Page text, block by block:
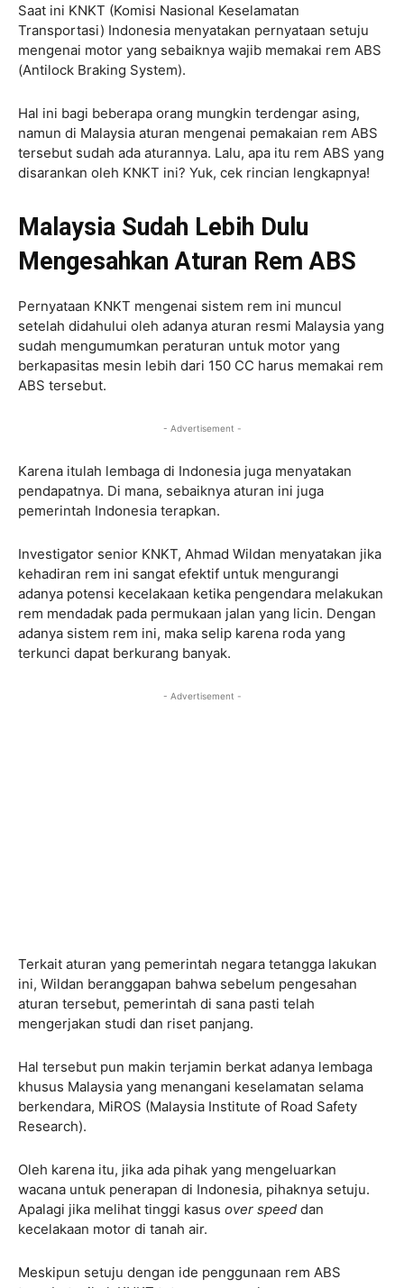
Saat ini KNKT (Komisi Nasional Keselamatan
Transportasi) Indonesia menyatakan pernyataan setuju
mengenai motor yang sebaiknya wajib memakai rem ABS
(Antilock Braking System).
Hal ini bagi beberapa orang mungkin terdengar asing,
namun di Malaysia aturan mengenai pemakaian rem ABS
tersebut sudah ada aturannya. Lalu, apa itu rem ABS yang
disarankan oleh KNKT ini? Yuk, cek rincian lengkapnya!
Malaysia Sudah Lebih Dulu
Mengesahkan Aturan Rem ABS
Pernyataan KNKT mengenai sistem rem ini muncul
setelah didahului oleh adanya aturan resmi Malaysia yang
sudah mengumumkan peraturan untuk motor yang
berkapasitas mesin lebih dari 150 CC harus memakai rem
ABS tersebut.
- Advertisement -
Karena itulah lembaga di Indonesia juga menyatakan
pendapatnya. Di mana, sebaiknya aturan ini juga
pemerintah Indonesia terapkan.
Investigator senior KNKT, Ahmad Wildan menyatakan jika
kehadiran rem ini sangat efektif untuk mengurangi
adanya potensi kecelakaan ketika pengendara melakukan
rem mendadak pada permukaan jalan yang licin. Dengan
adanya sistem rem ini, maka selip karena roda yang
terkunci dapat berkurang banyak.
- Advertisement -
Terkait aturan yang pemerintah negara tetangga lakukan
ini, Wildan beranggapan bahwa sebelum pengesahan
aturan tersebut, pemerintah di sana pasti telah
mengerjakan studi dan riset panjang.
Hal tersebut pun makin terjamin berkat adanya lembaga
khusus Malaysia yang menangani keselamatan selama
berkendara, MiROS (Malaysia Institute of Road Safety
Research).
Oleh karena itu, jika ada pihak yang mengeluarkan
wacana untuk penerapan di Indonesia, pihaknya setuju.
Apalagi jika melihat tinggi kasus over speed dan
kecelakaan motor di tanah air.
Meskipun setuju dengan ide penggunaan rem ABS